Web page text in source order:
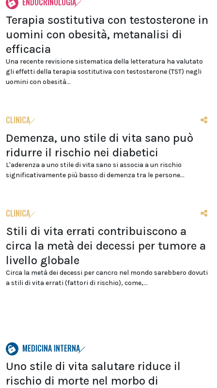
Terapia sostitutiva con testosterone in
uomini con obesità, metanalisi di
efficacia
Una recente revisione sistematica della letteratura ha valutato
gli effetti della terapia sostitutiva con testosterone (TST) negli
uomini con obesità...
CLINICA
Demenza, uno stile di vita sano può
ridurre il rischio nei diabetici
L'aderenza a uno stile di vita sano si associa a un rischio
significativamente più basso di demenza tra le persone...
CLINICA
Stili di vita errati contribuiscono a
circa la metà dei decessi per tumore a
livello globale
Circa la metà dei decessi per cancro nel mondo sarebbero dovuti
a stili di vita errati (fattori di rischio), come,...
MEDICINA INTERNA
Uno stile di vita salutare riduce il
rischio di morte nel morbo di